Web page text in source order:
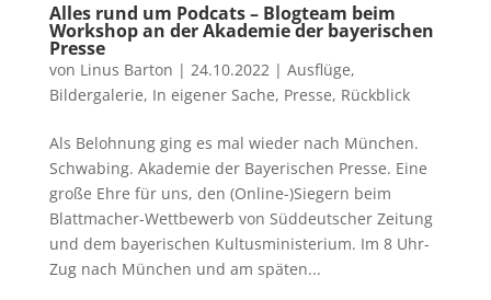
Alles rund um Podcats – Blogteam beim
Workshop an der Akademie der bayerischen
Presse
von Linus Barton | 24.10.2022| Ausflüge,
Bildergalerie, In eigener Sache, Presse, Rückblick
Als Belohnung ging es mal wieder nach München.
Schwabing. Akademie der Bayerischen Presse. Eine
große Ehre für uns, den (Online-)Siegern beim
Blattmacher-Wettbewerb von Süddeutscher Zeitung
und dem bayerischen Kultusministerium. Im 8 Uhr-
Zug nach München und am späten...